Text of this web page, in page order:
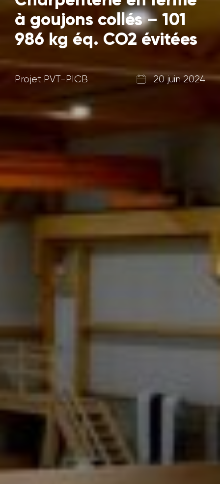
à goujons collés – 101
986 kg éq. CO2 évitées
Projet PVT-PICB 20 juin 2024